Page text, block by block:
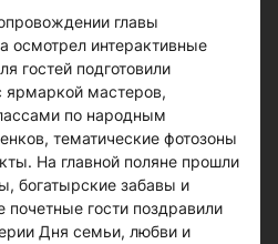
главы
осмотрел интерактивные
гостей подготовили
ярмаркой мастеров,
по народным
тематические фотозоны
На главной поляне прошли
богатырские забавы и
гости поздравили
Дня семьи, любви и